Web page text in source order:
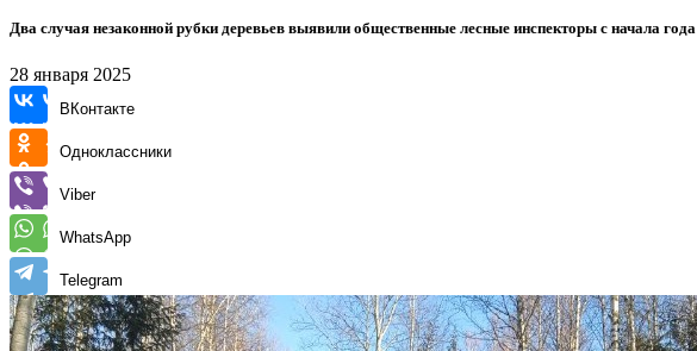
Два случая незаконной рубки деревьев выявили общественные лесные инспекторы с начала года
28 января 2025
ВКонтакте
Одноклассники
Viber
WhatsApp
Telegram